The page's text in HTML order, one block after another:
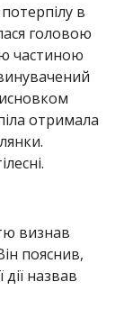
в
головою
частиною
отримала
визнав
пояснив,
назвав